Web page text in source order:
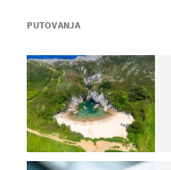
PUTOVANJA